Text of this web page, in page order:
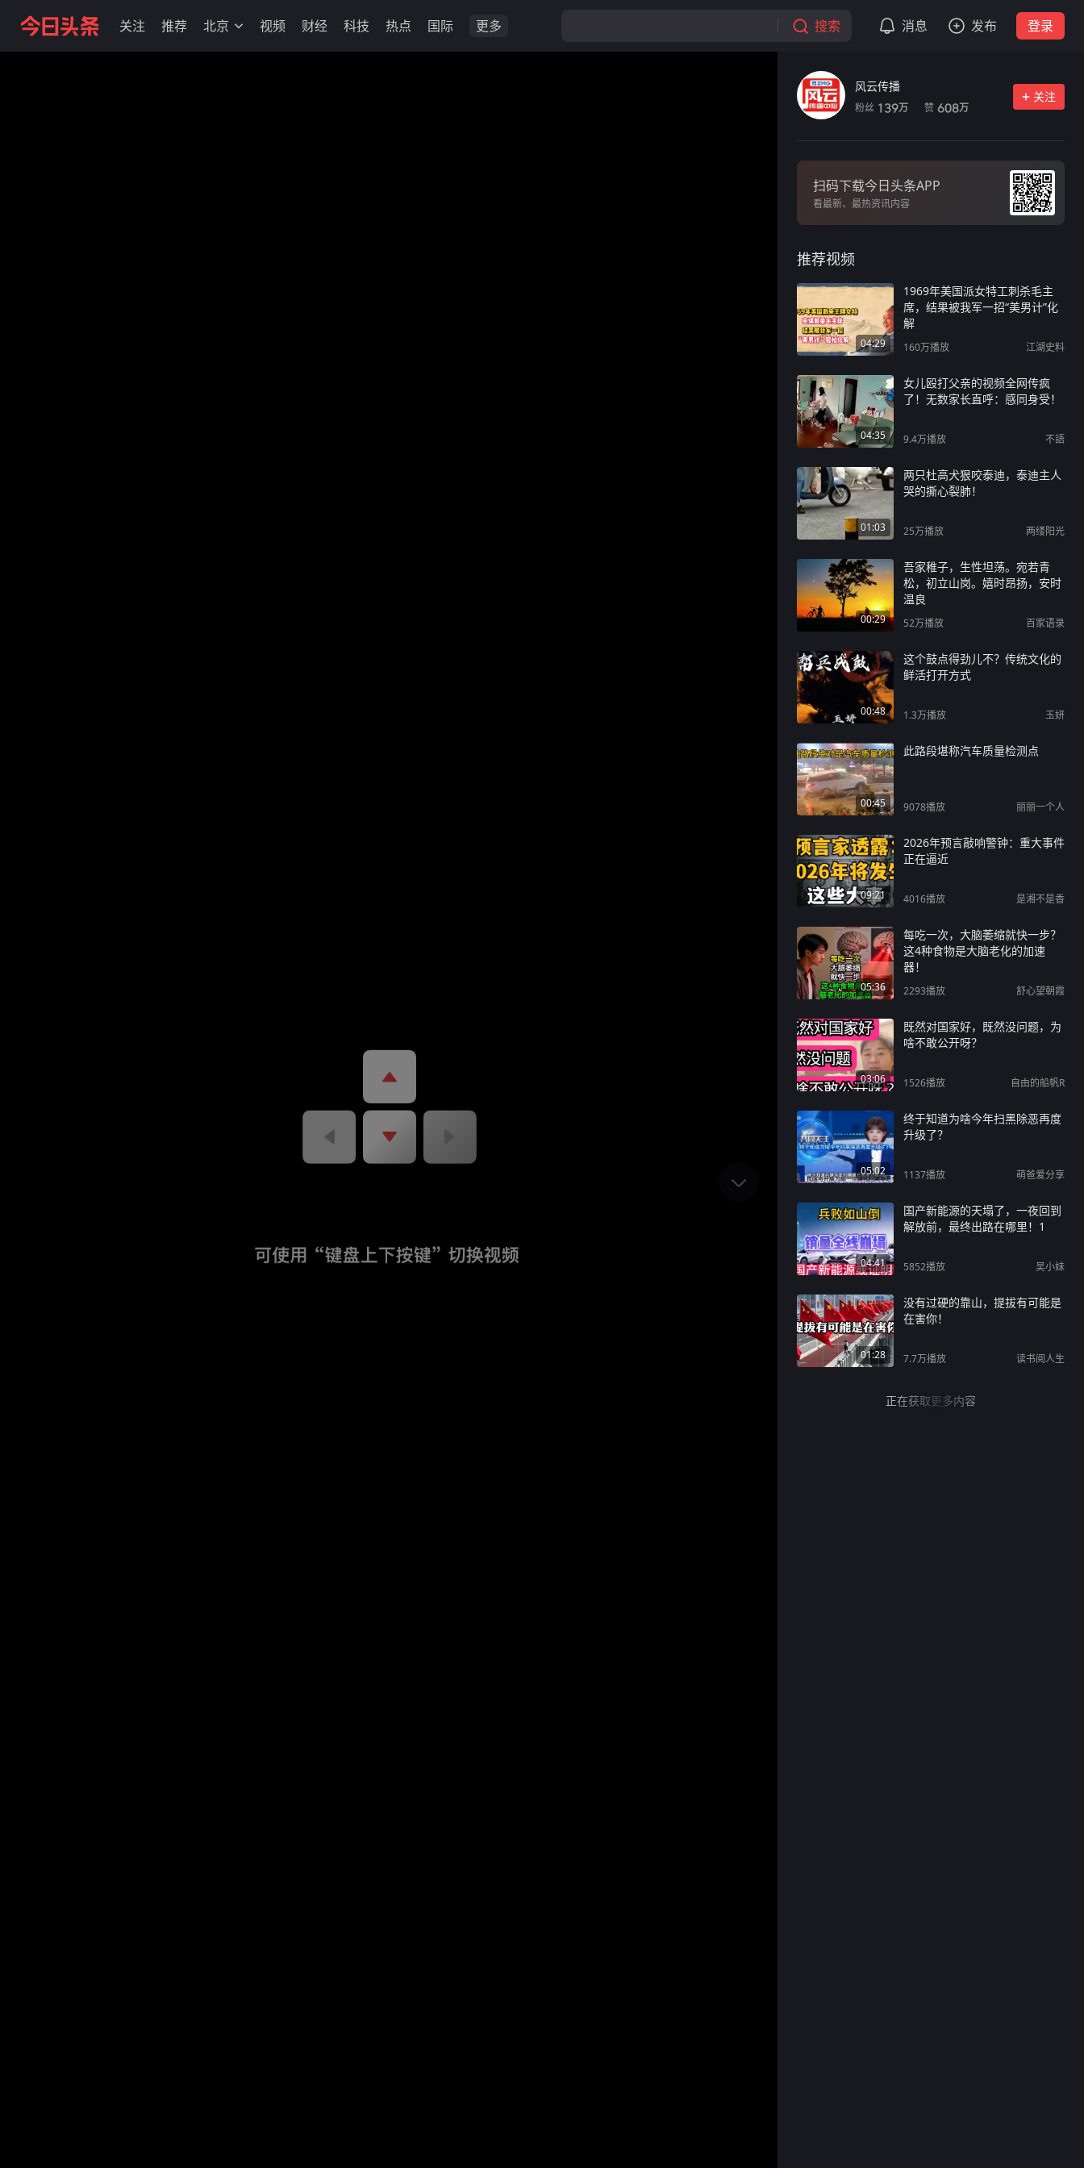
关注 推荐 北京 视频 财经 科技 热点 国际 更多 搜索 消息 发布 登录
风云传播
粉丝 139万 赞 608万
关注
扫码下载今日头条APP
看最新、最热资讯内容
推荐视频
04:29
1969年美国派女特工刺杀毛主
席，结果被我军一招“美男计”化
解
160万播放 江湖史料
04:35
女儿殴打父亲的视频全网传疯
了！无数家长直呼：感同身受！
9.4万播放 不語
01:03
两只杜高犬狠咬泰迪，泰迪主人
哭的撕心裂肺！
25万播放 两缕阳光
00:29
吾家稚子，生性坦荡。宛若青
松，初立山岗。嬉时昂扬，安时
温良
52万播放 百家语录
00:48
这个鼓点得劲儿不？传统文化的
鲜活打开方式
1.3万播放 玉妍
00:45
此路段堪称汽车质量检测点
9078播放 丽丽一个人
09:21
2026年预言敲响警钟：重大事件
正在逼近
4016播放 是湘不是香
05:36
每吃一次，大脑萎缩就快一步？
这4种食物是大脑老化的加速
器！
2293播放 舒心望朝霞
03:06
既然对国家好，既然没问题，为
啥不敢公开呀？
1526播放 自由的船帆R
05:02
终于知道为啥今年扫黑除恶再度
升级了？
1137播放 萌爸爱分享
04:41
国产新能源的天塌了，一夜回到
解放前，最终出路在哪里！1
5852播放 吴小妹
01:28
没有过硬的靠山，提拔有可能是
在害你！
7.7万播放 读书阅人生
正在获取更多内容